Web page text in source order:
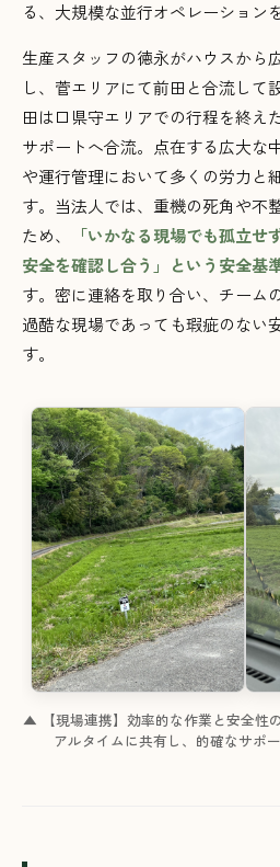
る、大規模な並行オペレーション
生産スタッフの徳永がハウスから
し、菅エリアにて前田と合流して
田は口県守エリアでの行程を終え
サポートへ合流。点在する広大な
や運行管理において多くの労力と
す。当法人では、重機の死角や不
ため、
「いかなる現場でも孤立
安全を確認し合う」という安全基
す。密に連絡を取り合い、チーム
過酷な現場であっても瑕疵のない
す。
▲ 【現場連携】効率的な作業と安全性
アルタイムに共有し、的確なサポ